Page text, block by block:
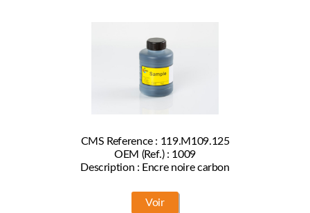
CMS Reference : 119.M109.125
OEM (Ref.) : 1009
Description : Encre noire carbon
Voir